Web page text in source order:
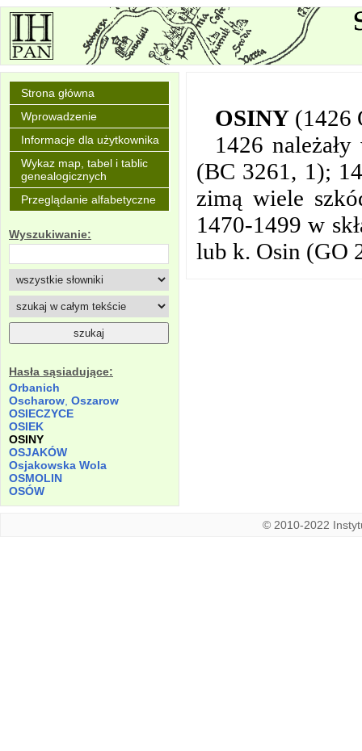
Strona główna
Wprowadzenie
Informacje dla użytkownika
Wykaz map, tabel i tablic
genealogicznych
Przeglądanie alfabetyczne
Wyszukiwanie:
Hasła sąsiadujące:
Orbanich
Oscharow Oszarow
OSIECZYCE
OSIEK
OSINY
OSJAKÓW
Osjakowska Wola
OSMOLIN
OSÓW
OSINY (1426
1426
(BC 3261, 1);
zimą wiele
1470-1499 w
lub k. Osin (GO
© 2010-2022